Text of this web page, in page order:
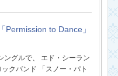
to Dance」
ングルで、 エド・シーラン
クバンド 「スノー・パト